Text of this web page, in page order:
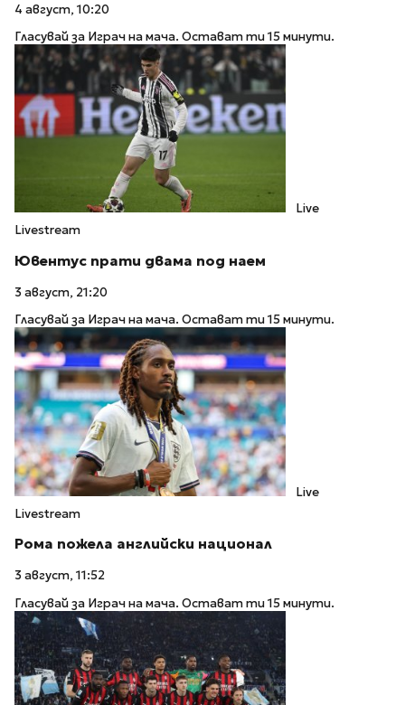
4 август, 10:20
Гласувай за Играч на мача. Остават ти 15 минути.
Live
Livestream
Ювентус прати двама под наем
3 август, 21:20
Гласувай за Играч на мача. Остават ти 15 минути.
Live
Livestream
Рома пожела английски национал
3 август, 11:52
Гласувай за Играч на мача. Остават ти 15 минути.